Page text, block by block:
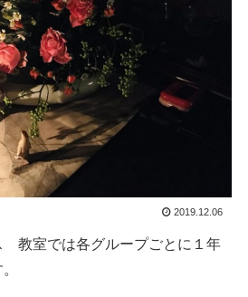
2019.12.06
教室では各グループごとに１年